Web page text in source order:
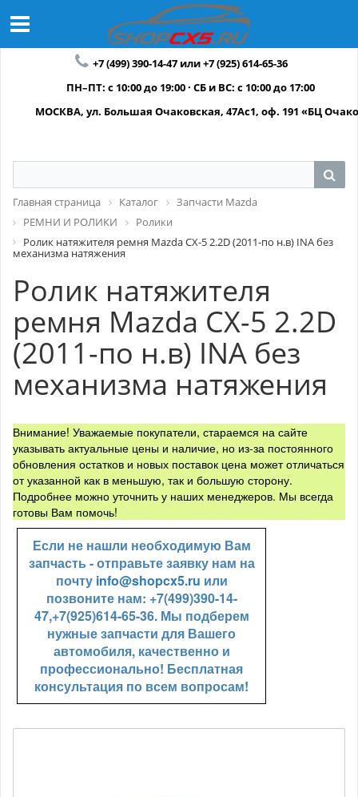
+7 (499) 390-14-47 или +7 (925) 614-65-36
ПН–ПТ: с 10:00 до 19:00 · СБ и ВС: с 10:00 до 17:00
МОСКВА, ул. Большая Очаковская, 47Ас1, оф. 191 «БЦ
Главная страница Каталог
Запчасти Mazda
РЕМНИ И РОЛИКИ
Ролики
Ролик натяжителя ремня Mazda CX-5 2.2D (2011-по н.в) INA без
механизма натяжения
Ролик натяжителя
ремня Mazda CX-5 2.2D
(2011-по н.в) INA без
механизма натяжения
Внимание! Уважаемые покупатели, стараемся на сайте
указывать актуальные цены и наличие, но из-за постоянного
обновления остатков и новых поставок цена может отличаться
от указанной как в меньшую, так и большую сторону.
Подробнее можно уточнить у наших менеджеров. Мы всегда
готовы Вам помочь!
Если не нашли необходимую Вам
запчасть - отправьте заявку нам на
почту info@shopcx5.ru или
позвоните нам: +7(499)390-14-
47,+7(925)614-65-36. Мы подберем
нужные запчасти для Вашего
автомобиля, качественно и
профессионально! Бесплатная
консультация по всем вопросам!